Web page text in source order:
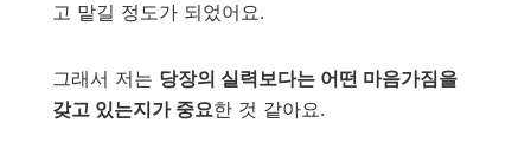
고 맡길 정도가 되었어요.
그래서 저는 당장의 실력보다는 어떤 마음가짐을
갖고 있는지가 중요한 것 같아요.